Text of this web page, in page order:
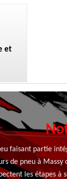
et
faisant partie
de pneu à
les étapes